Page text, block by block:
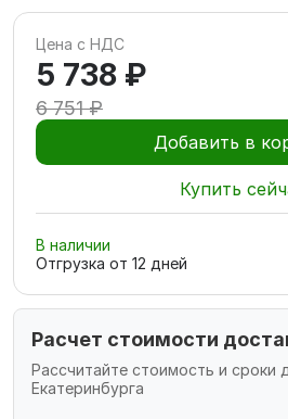
Цена с НДС
5 738 ₽
6 751 ₽
Добавить в
Купить
В наличии
Отгрузка от 12 дней
Расчет стоимости
Рассчитайте стоимость и сроки
Екатеринбурга